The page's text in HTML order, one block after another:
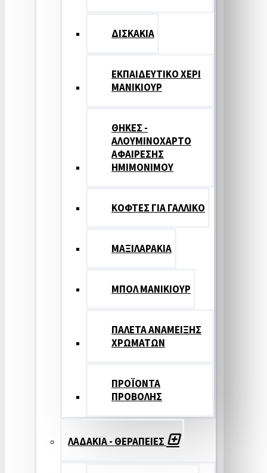
ΔΙΣΚΑΚΙΑ
ΕΚΠΑΙΔΕΥΤΙΚΟ ΧΕΡΙ
ΜΑΝΙΚΙΟΥΡ
ΘΗΚΕΣ -
ΑΛΟΥΜΙΝΟΧΑΡΤΟ
ΑΦΑΙΡΕΣΗΣ
ΗΜΙΜΟΝΙΜΟΥ
ΚΟΦΤΕΣ ΓΙΑ ΓΑΛΛΙΚΟ
ΜΑΞΙΛΑΡΑΚΙΑ
ΜΠΟΛ ΜΑΝΙΚΙΟΥΡ
ΠΑΛΕΤΑ ΑΝΑΜΕΙΞΗΣ
ΧΡΩΜΑΤΩΝ
ΠΡΟΪΟΝΤΑ
ΠΡΟΒΟΛΗΣ
ΛΑΔΑΚΙΑ - ΘΕΡΑΠΕΙΕΣ